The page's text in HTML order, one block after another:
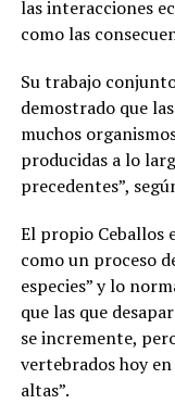
las interacciones
como las
Su trabajo
demostrado que
muchos
producidas a lo
precedentes”,
El propio Ceballos
como un proceso
especies” y lo
que las que
se incremente,
vertebrados hoy
altas”.